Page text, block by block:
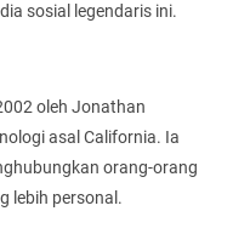
sosial legendaris ini.
oleh Jonathan
asal California. Ia
orang-orang
lebih personal.